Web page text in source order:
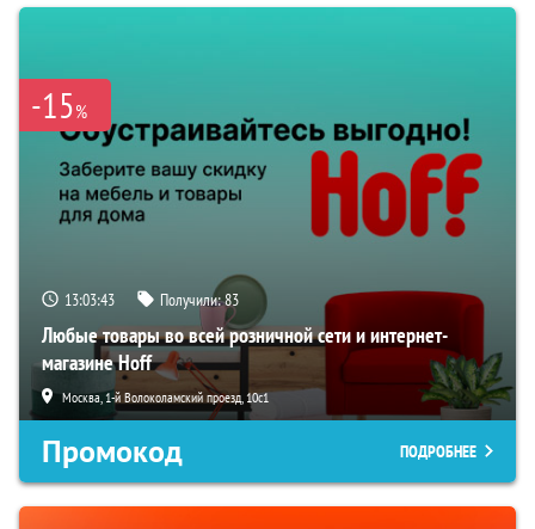
-15%
13:03:42 Получили:83
Любые товары во всей розничной сети и интернет-
магазине Hoff
Москва, 1-й Волоколамский проезд, 10с1
Промокод ПОДРОБНЕЕ